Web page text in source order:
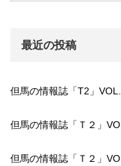
最近の投稿
但馬の情報誌「T2」
但馬の情報誌「Ｔ２」
但馬の情報誌「Ｔ２」